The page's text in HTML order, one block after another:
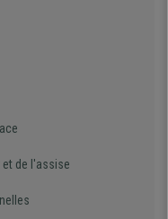
de l'assise